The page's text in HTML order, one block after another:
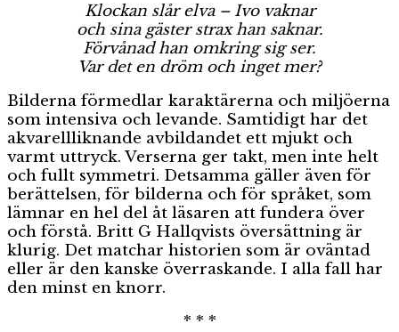
Klockan slår elva – Ivo vaknar
och sina gäster strax han saknar.
Förvånad han omkring sig ser.
Var det en dröm och inget mer?
Bilderna förmedlar karaktärerna och miljöerna
som intensiva och levande. Samtidigt har det
akvarellliknande avbildandet ett mjukt och
varmt uttryck. Verserna ger takt, men inte helt
och fullt symmetri. Detsamma gäller även för
berättelsen, för bilderna och för språket, som
lämnar en hel del åt läsaren att fundera över
och förstå. Britt G Hallqvists översättning är
klurig. Det matchar historien som är oväntad
eller är den kanske överraskande. I alla fall har
den minst en knorr.
* * *